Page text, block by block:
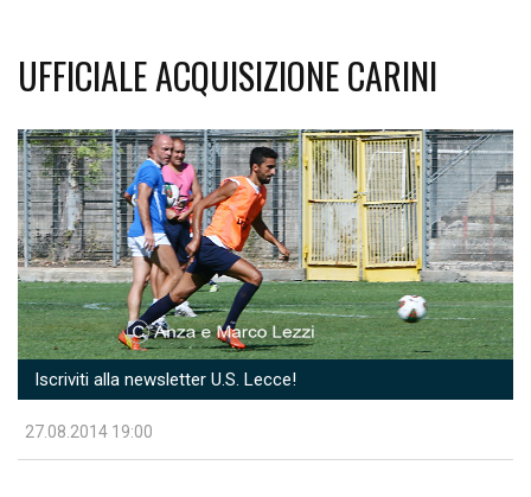
UFFICIALE ACQUISIZIONE CARINI
Iscriviti alla newsletter U.S. Lecce!
27.08.2014 19:00